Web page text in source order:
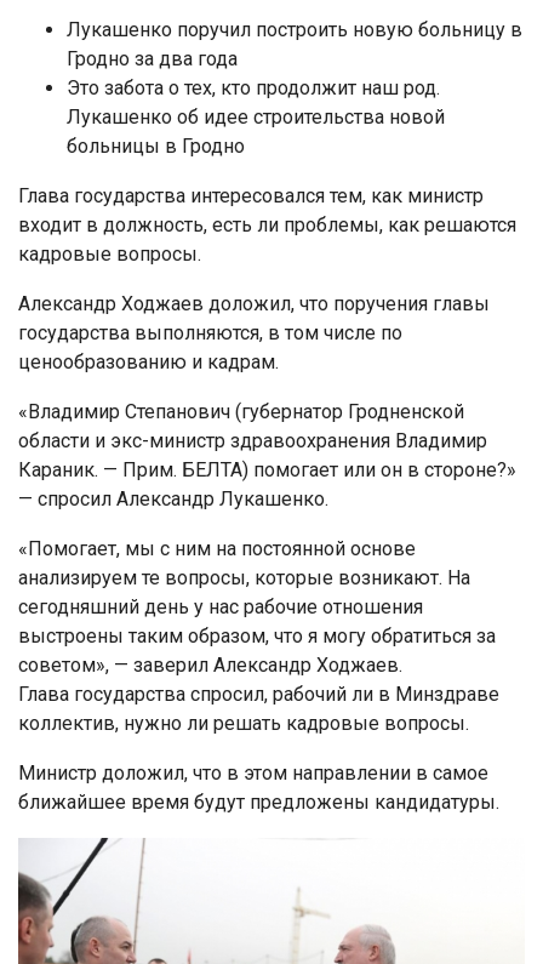
Лукашенко поручил построить новую больницу в
Гродно за два года
Это забота о тех, кто продолжит наш род.
Лукашенко об идее строительства новой
больницы в Гродно
Глава государства интересовался тем, как министр
входит в должность, есть ли проблемы, как решаются
кадровые вопросы.
Александр Ходжаев доложил, что поручения главы
государства выполняются, в том числе по
ценообразованию и кадрам.
«Владимир Степанович (губернатор Гродненской
области и экс-министр здравоохранения Владимир
Караник. — Прим. БЕЛТА) помогает или он в стороне?»
— спросил Александр Лукашенко.
«Помогает, мы с ним на постоянной основе
анализируем те вопросы, которые возникают. На
сегодняшний день у нас рабочие отношения
выстроены таким образом, что я могу обратиться за
советом», — заверил Александр Ходжаев.
Глава государства спросил, рабочий ли в Минздраве
коллектив, нужно ли решать кадровые вопросы.
Министр доложил, что в этом направлении в самое
ближайшее время будут предложены кандидатуры.